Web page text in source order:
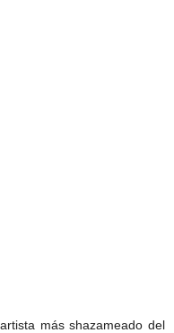
más shazameado del